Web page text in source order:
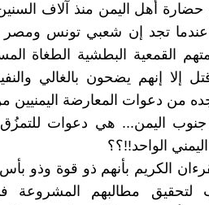
أهل اليمن منذ آلاف
تجد إن شعبي تونس ومصر
القمعية البطشية الطغاة
إلا إنهم يضحون بالغالي
من دعوات المعارضة
اليمن... هي دعوات للتمزُق
الواحد!!؟؟
الكريم بأنهم ذو قوة وذو
لتحقيق مطالبهم المشروعة